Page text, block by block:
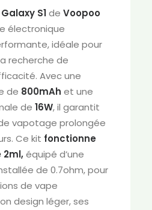
S1de Voopoo
électronique
idéale pour
recherche de
Avec une
de 800mAh et une
de 16W, il garantit
vapotage prolongée
Ce kit fonctionne
2ml,équipé d’une
de 0.7ohm, pour
de vape
design léger, ses